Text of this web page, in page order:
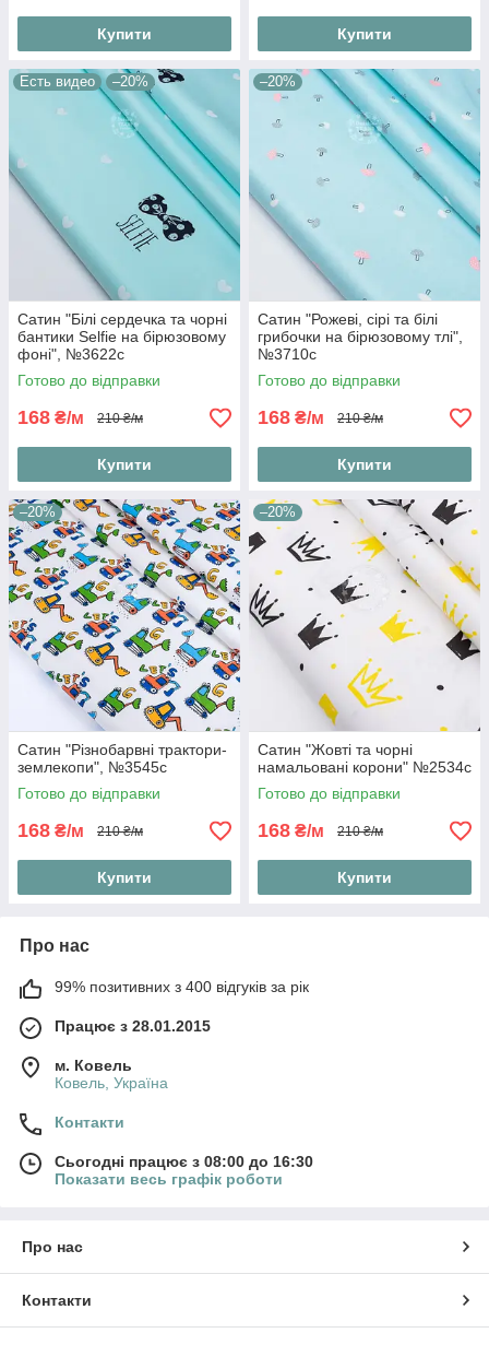
Купити Купити
Есть видео –20%
Сатин "Білі сердечка та чорні
бантики Selfie на бірюзовому
фоні", №3622с
Готово до відправки
168 ₴/м 210 ₴/м
Купити
–20%
Сатин "Рожеві, сірі та білі
грибочки на бірюзовому тлі",
№3710с
Готово до відправки
168 ₴/м 210 ₴/м
Купити
–20%
Сатин "Різнобарвні трактори-
землекопи", №3545с
Готово до відправки
168 ₴/м 210 ₴/м
Купити
–20%
Сатин "Жовті та чорні
намальовані корони" №2534с
Готово до відправки
168 ₴/м 210 ₴/м
Купити
Про нас
99% позитивних з 400 відгуків за рік
Працює з 28.01.2015
м. Ковель
Ковель, Україна
Контакти
Сьогодні працює з 08:00 до 16:30
Показати весь графік роботи
Про нас
Контакти